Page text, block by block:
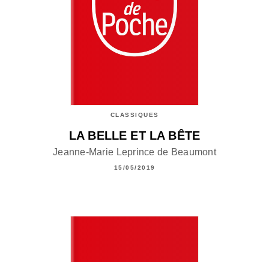
CLASSIQUES
LA BELLE ET LA BÊTE
Jeanne-Marie Leprince de Beaumont
15/05/2019